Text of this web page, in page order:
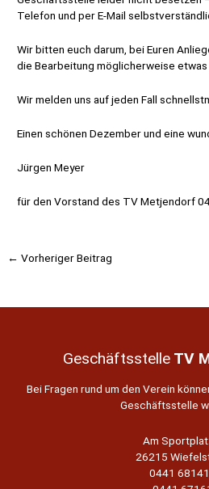
Telefon und per E-Mail
Wir bitten euch darum, bei Euren
die Bearbeitung möglicherweise
Wir melden uns auf jeden Fall
Einen schönen Dezember und eine
Jürgen Meyer
für den Vorstand des TV Metjendorf
Beitragsnavigation
← Vorheriger Beitrag
Geschäftsstelle TV
Bei Fragen rund um den Verein
Geschäftsstelle
Am
26215
0441